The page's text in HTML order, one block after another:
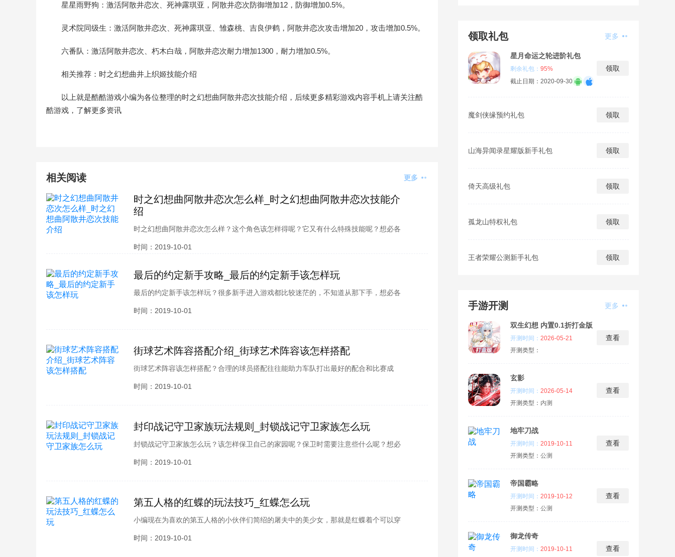
星星雨野狗：激活阿散井恋次、死神露琪亚，阿散井恋次防御增加12，防御增加0.5%。
灵术院同级生：激活阿散井恋次、死神露琪亚、雏森桃、吉良伊鹤，阿散井恋次攻击增加20，攻击增加0.5%。
六番队：激活阿散井恋次、朽木白哉，阿散井恋次耐力增加1300，耐力增加0.5%。
相关推荐：时之幻想曲井上织姬技能介绍
以上就是酷酷游戏小编为各位整理的时之幻想曲阿散井恋次技能介绍，后续更多精彩游戏内容手机上请关注酷
酷游戏，了解更多资讯
相关阅读 更多
时之幻想曲阿散井恋次怎么样_时之幻想曲阿散井恋次技能介
绍
时之幻想曲阿散井恋次怎么样？这个角色该怎样得呢？它又有什么特殊技能呢？想必各
位玩家也都想要了解吧，别担心，酷酷游戏小编为各位整理了时之幻想曲阿散井恋次技
时间：2019-10-01
最后的约定新手攻略_最后的约定新手该怎样玩
最后的约定新手该怎样玩？很多新手进入游戏都比较迷茫的，不知道从那下手，想必各
位玩家也都想要了解吧，别担心，酷酷游戏小编为各位整理了最后的约定新手攻略，接
时间：2019-10-01
街球艺术阵容搭配介绍_街球艺术阵容该怎样搭配
街球艺术阵容该怎样搭配？合理的球员搭配往往能助力车队打出最好的配合和比赛成
绩。想必各位玩家也都想要了解吧，别担心，酷酷游戏小编为各位整理了街球艺术阵容
时间：2019-10-01
封印战记守卫家族玩法规则_封锁战记守卫家族怎么玩
封锁战记守卫家族怎么玩？该怎样保卫自己的家园呢？保卫时需要注意些什么呢？想必
各位玩家也都想要了解吧，别担心，酷酷游戏小编为各位整理了封印战记守卫家族玩法
时间：2019-10-01
第五人格的红蝶的玩法技巧_红蝶怎么玩
小编现在为喜欢的第五人格的小伙伴们简绍的屠夫中的美少女，那就是红蝶着个可以穿
越各种地图障碍的女人，现在小编就为小伙伴们简绍的红蝶的技巧和技能的小技巧，请
时间：2019-10-01
领取礼包 更多
星月命运之轮进阶礼包
剩余礼包： 95%
截止日期：2020-09-30
领取
魔剑侠缘预约礼包 领取
山海异闻录星耀版新手礼包 领取
倚天高级礼包 领取
孤龙山特权礼包 领取
王者荣耀公测新手礼包 领取
手游开测 更多
双生幻想 内置0.1折打金版
开测时间： 2026-05-21
开测类型：
查看
玄影
开测时间： 2026-05-14
开测类型： 内测
查看
地牢刀战
开测时间： 2019-10-11
开测类型： 公测
查看
帝国霸略
开测时间： 2019-10-12
开测类型： 公测
查看
御龙传奇
开测时间： 2019-10-11 查看